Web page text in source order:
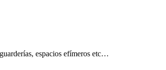
espacios efímeros etc…